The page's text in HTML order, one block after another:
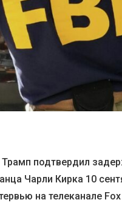
подтвердил
Чарли Кирка 10
на телеканале